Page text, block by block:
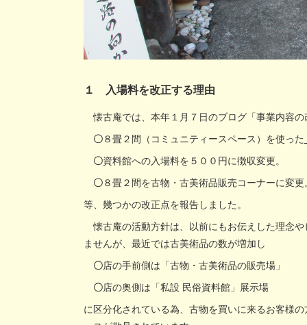
１ 入場料を改正する理由
懐古庵では、本年１月７日のブログ「事業内容
〇８畳２間（コミュニティースペース）を使った
〇資料館への入場料を５００円に徴収変更。
〇８畳２間を古物・古美術品販売コーナーに変更
等、幾つかの改正点を報告しました。
懐古庵の活動方針は、以前にもお伝えした理念
ませんが、最近では古美術品の数が増加し
〇店の手前側は「古物・古美術品の販売場」
〇店の奥側は「私設 民俗資料館」展示場
に区分化されている為、古物を買いに来るお客様